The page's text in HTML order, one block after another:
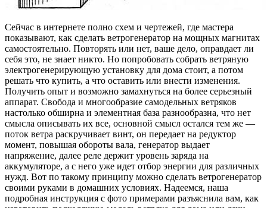
Сейчас в интернете полно схем и чертежей, где мастера
показывают, как сделать ветрогенератор на мощных магнитах
самостоятельно. Повторять или нет, ваше дело, оправдает ли
себя это, не знает никто. Но попробовать собрать ветряную
электрогенерирующую установку для дома стоит, а потом
решать что купить, а что оставить или внести изменения.
Получить опыт и возможно замахнуться на более серьезный
аппарат. Свобода и многообразие самодельных ветряков
настолько обширна и элементная база разнообразна, что нет
смысла описывать их все, основной смысл остался тем же —
поток ветра раскручивает винт, он передает на редуктор
момент, повышая обороты вала, генератор выдает
напряжение, далее реле держит уровень заряда на
аккумуляторе, а с него уже идет отбор энергии для различных
нужд. Вот по такому принципу можно сделать ветрогенератор
своими руками в домашних условиях. Надеемся, наша
подробная инструкция с фото примерами разъяснила вам, как